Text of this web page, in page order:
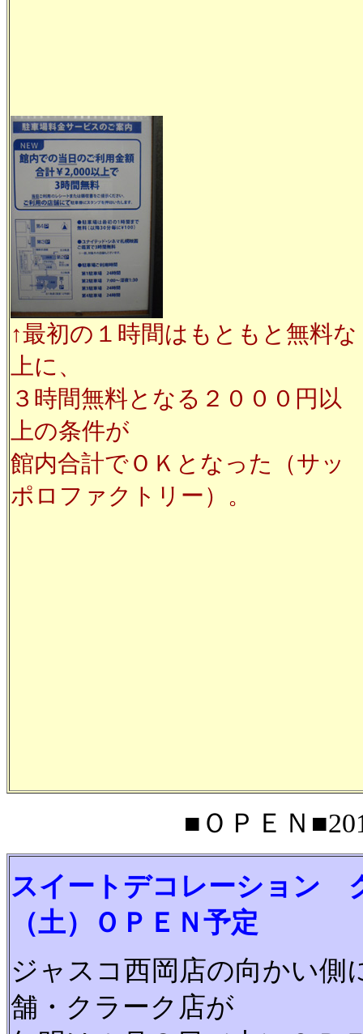
↑最初の１時間はもともと無料な
上に、
３時間無料となる２０００円以
上の条件が
館内合計でＯＫとなった（サッ
ポロファクトリー）。
■ＯＰＥＮ
スイートデコレーション
（土）ＯＰＥＮ予定
ジャスコ西岡店の向かい側
舗・クラーク店が